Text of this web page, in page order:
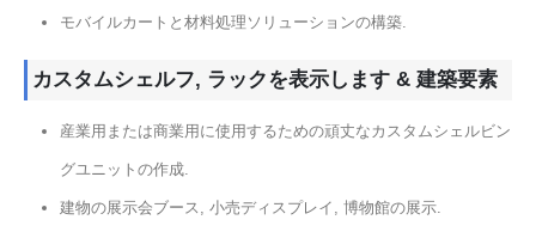
モバイルカートと材料処理ソリューションの構築.
カスタムシェルフ, ラックを表示します & 建築要素
産業用または商業用に使用するための頑丈なカスタムシェルビン
グユニットの作成.
建物の展示会ブース, 小売ディスプレイ, 博物館の展示.